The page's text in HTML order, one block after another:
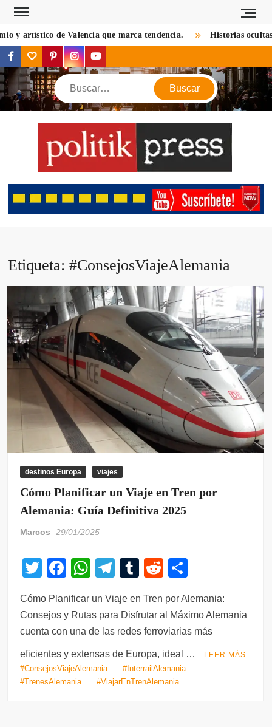
Saltar
contenido
y artístico de Valencia que marca tendencia. Historias ocultas
facebook
twitterpinterestinstagramyoutube
Buscar
mirada
Etiqueta:#ConsejosViajeAlemania
destinos Europa viajes
Cómo Planificar un Viaje en Tren por
Alemania: Guía Definitiva 2025
Marcos 29/01/2025
T
tt
er
F
c
e
o
o
W
at
s
p
p
T
e
gr
a
m
T
m
bl
R
d
di
t
m
p
tir
Cómo Planificar un Viaje en Tren por Alemania:
Consejos y Rutas para Disfrutar al Máximo Alemania
cuenta con una de las redes ferroviarias más
eficientes y extensas de Europa, ideal … LEER MÁS
#ConsejosViajeAlemania
#InterrailAlemania
#TrenesAlemania
#ViajarEnTrenAlemania